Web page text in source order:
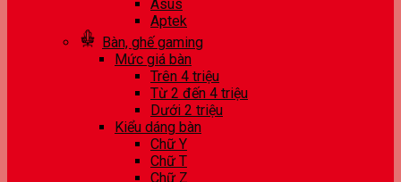
Asus
Aptek
Bàn, ghế gaming
Mức giá bàn
Trên 4 triệu
Từ 2 đến 4 triệu
Dưới 2 triệu
Kiểu dáng bàn
Chữ Y
Chữ T
Chữ Z